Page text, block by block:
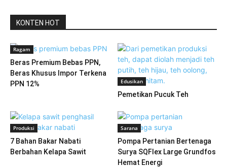
KONTEN HOT
Ragam
Beras Premium Bebas PPN,
Beras Khusus Impor Terkena
PPN 12%
Edusikan
Pemetikan Pucuk Teh
Produksi
7 Bahan Bakar Nabati
Berbahan Kelapa Sawit
Sarana
Pompa Pertanian Bertenaga
Surya SQFlex Large Grundfos
Hemat Energi